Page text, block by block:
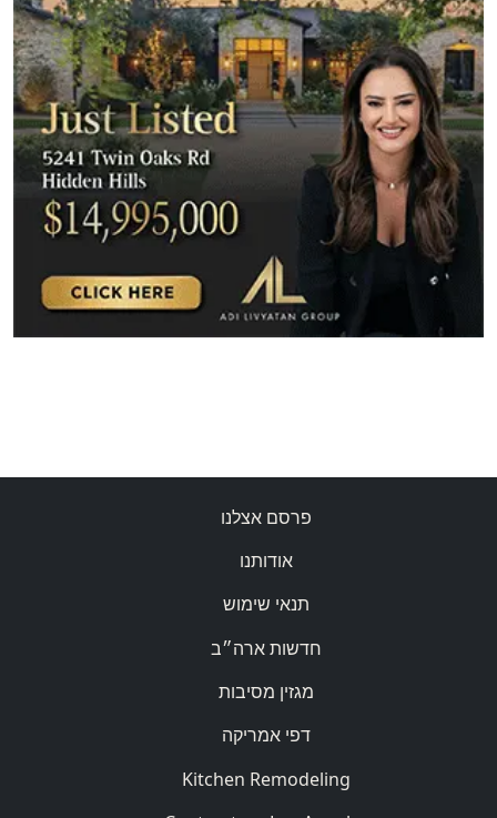
פרסם אצלנו
אודותנו
תנאי שימוש
חדשות ארה״ב
מגזין מסיבות
דפי אמריקה
Kitchen Remodeling